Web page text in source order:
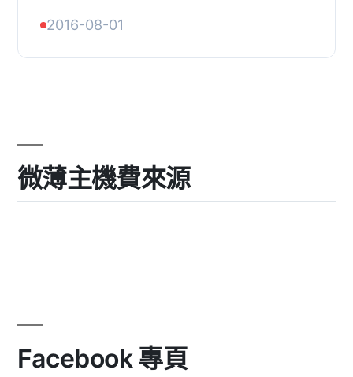
項，並提供豐富的特效及選項。您可以
從外掛的選項面板中更...
2016-08-01
微薄主機費來源
Facebook 專頁